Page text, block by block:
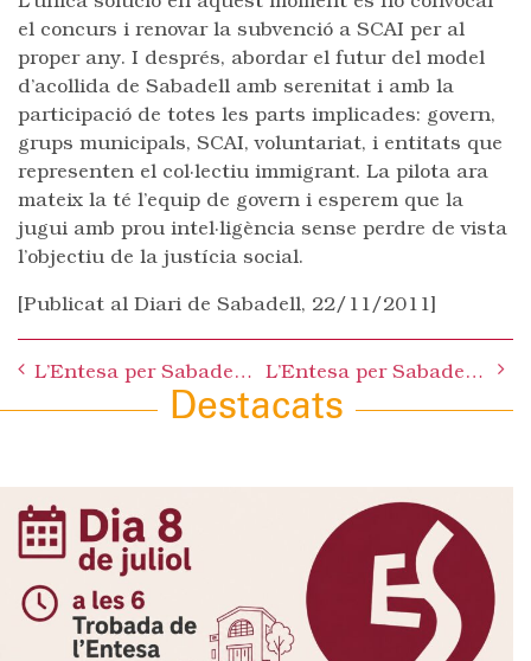
el concurs i renovar la subvenció a SCAI per al
proper any. I després, abordar el futur del model
d’acollida de Sabadell amb serenitat i amb la
participació de totes les parts implicades: govern,
grups municipals, SCAI, voluntariat, i entitats que
representen el col·lectiu immigrant. La pilota ara
mateix la té l’equip de govern i esperem que la
jugui amb prou intel·ligència sense perdre de vista
l’objectiu de la justícia social.
[Publicat al Diari de Sabadell, 22/11/2011]
navigation
L’Entesa per Sabadell defensa un model de policia comunitària i de proximitat L’Entesa per Sabadell insta l’alcalde a fer gestions perquè Adif repari de manera urgent l’escala mecànica de Renfe Centre
Destacats